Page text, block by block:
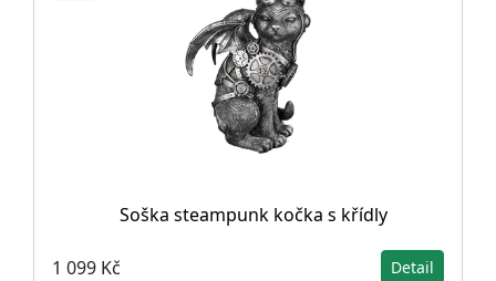
Soška steampunk kočka s křídly
1 099 Kč Detail